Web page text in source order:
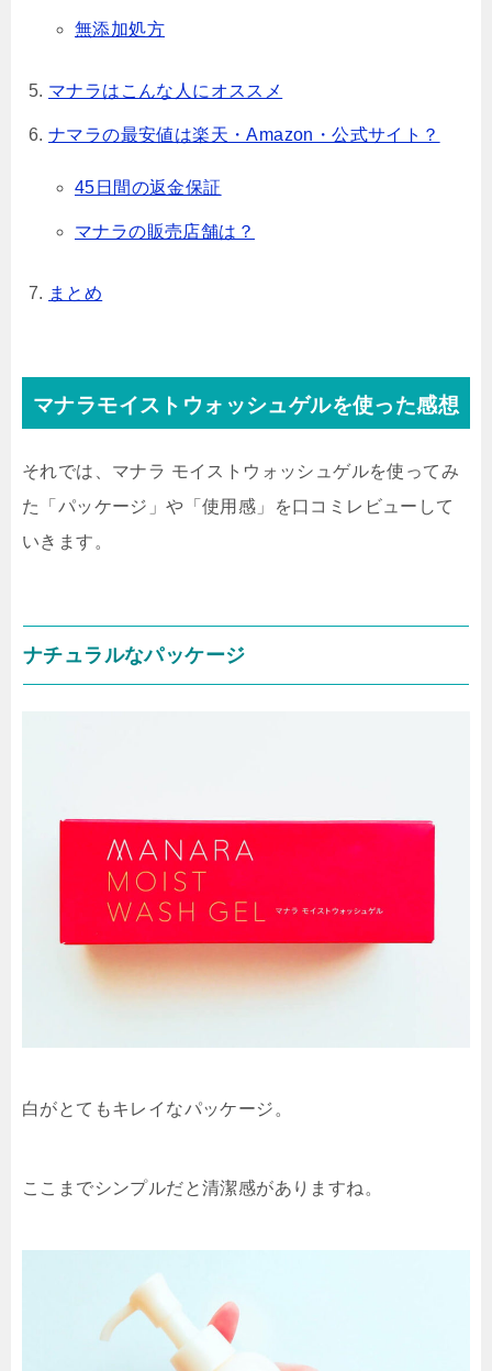
無添加処方
マナラはこんな人にオススメ
ナマラの最安値は楽天・Amazon・公式サイト？
45日間の返金保証
マナラの販売店舗は？
まとめ
マナラモイストウォッシュゲルを使った感想
それでは、マナラ モイストウォッシュゲルを使ってみ
た「パッケージ」や「使用感」を口コミレビューして
いきます。
ナチュラルなパッケージ
白がとてもキレイなパッケージ。
ここまでシンプルだと清潔感がありますね。